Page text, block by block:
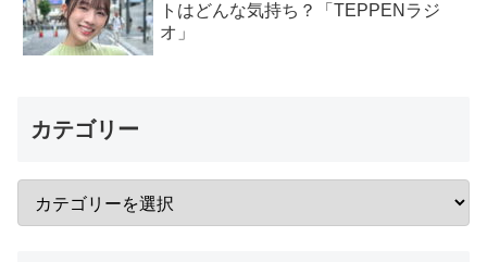
トはどんな気持ち？「TEPPENラジ
オ」
カテゴリー